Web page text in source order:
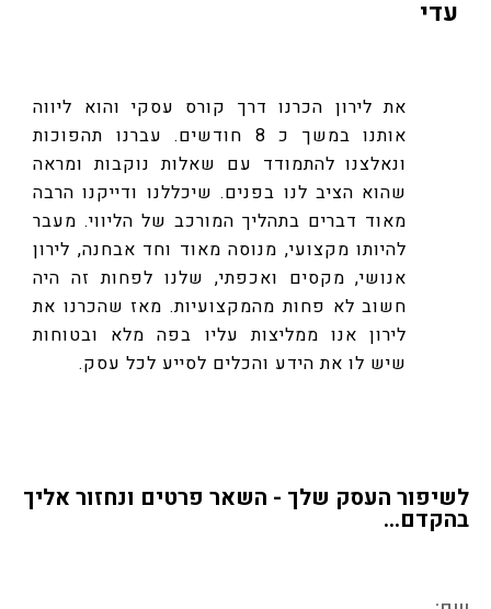
עדי
את לירון הכרנו דרך קורס עסקי והוא ליווה
אותנו במשך כ 8 חודשים. עברנו תהפוכות
ונאלצנו להתמודד עם שאלות נוקבות ומראה
שהוא הציב לנו בפנים. שיכללנו ודייקנו הרבה
מאוד דברים בתהליך המורכב של הליווי. מעבר
להיותו מקצועי, מנוסה מאוד וחד אבחנה, לירון
אנושי, מקסים ואכפתי, שלנו לפחות זה היה
חשוב לא פחות מהמקצועיות. מאז שהכרנו את
לירון אנו ממליצות עליו בפה מלא ובטוחות
שיש לו את הידע והכלים לסייע לכל עסק.
לשיפור העסק שלך - השאר פרטים ונחזור אליך
בהקדם...